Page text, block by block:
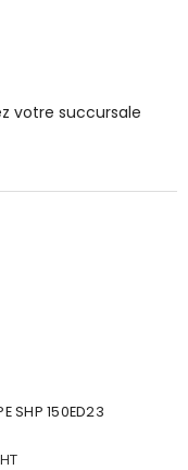
votre succursale
SHP 150ED23